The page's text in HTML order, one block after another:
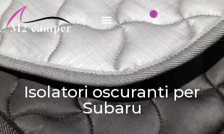
Vai
al
contenuto
0
Isolatori oscuranti per
Subaru